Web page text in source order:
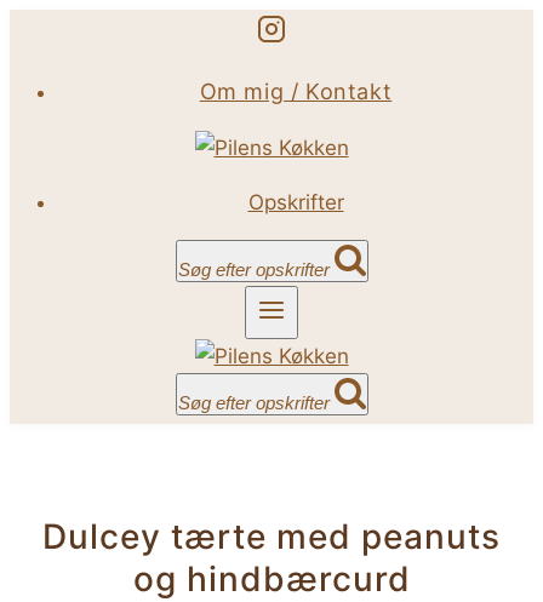
indhold
Om mig / Kontakt
Opskrifter
Søg efter opskrifter
Søg efter opskrifter
Dulcey tærte med peanuts
og hindbærcurd